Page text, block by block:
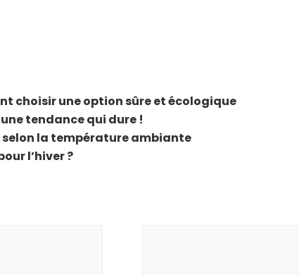
choisir une option sûre et écologique
tendance qui dure !
la température ambiante
l’hiver ?